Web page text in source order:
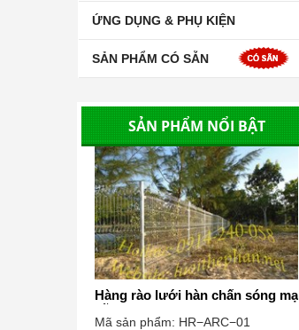
ỨNG DỤNG & PHỤ KIỆN
SẢN PHẨM CÓ SẴN
SẢN PHẨM NỔI BẬT
Hàng rào lưới hàn chấn sóng mạ
kẽm
Mã sản phẩm: HR−ARC−01